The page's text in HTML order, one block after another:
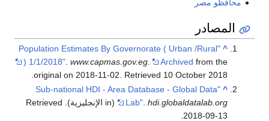
محافظو مصر
المصادر
^
"Population Estimates By Governorate ( Urban /Rural
) 1/1/2018".www.capmas.gov.eg. Archivedfrom the
original on 2018-11-02. Retrieved10 October2018
.
^
"Sub-national HDI - Area Database - Global Data
Lab".hdi.globaldatalab.org (in الإنجليزية)
. Retrieved
2018-09-13
.